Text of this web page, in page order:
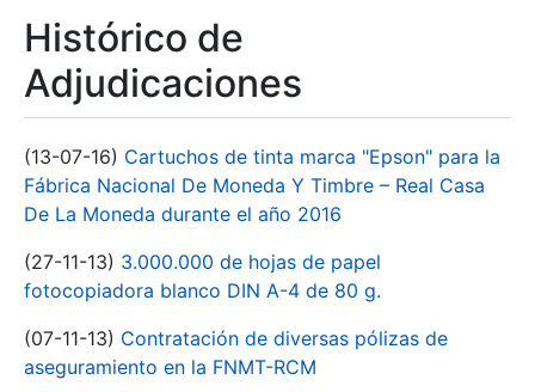
Histórico de
Adjudicaciones
(13-07-16) Cartuchos de tinta marca "Epson" para la
Fábrica Nacional De Moneda Y Timbre – Real Casa
De La Moneda durante el año 2016
(27-11-13) 3.000.000 de hojas de papel
fotocopiadora blanco DIN A-4 de 80 g.
(07-11-13) Contratación de diversas pólizas de
aseguramiento en la FNMT-RCM